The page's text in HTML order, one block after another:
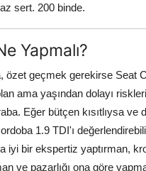
sert. 200 binde.
Yapmalı?
özet geçmek gerekirse Seat
ama yaşından dolayı
Eğer bütçen kısıtlıysa ve
1.9 TDI'ı
iyi bir ekspertiz yaptırman,
ve pazarlığı ona göre